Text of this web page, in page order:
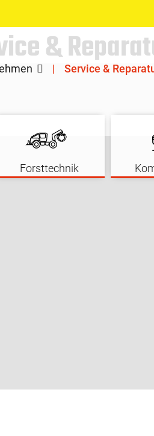
Service &
Forsttechnik
&